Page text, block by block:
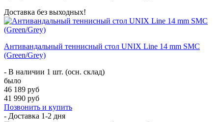
Доставка без выходных!
Антивандальный теннисный стол UNIX Line 14 mm SMC
(Green/Grey)
- В наличии 1 шт. (осн. склад)
было
46 189 руб
41 990 руб
Позвонить и купить
- Доставка 1-2 дня